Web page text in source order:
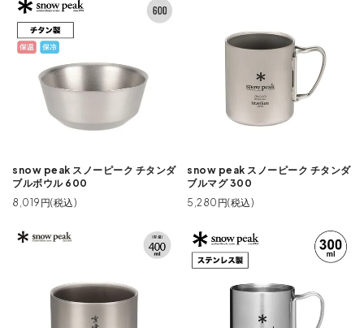
snow peak スノーピーク チタンダ
ブルボウル 600
8,019円(税込)
snow peak スノーピーク チタンダ
ブルマグ 300
5,280円(税込)